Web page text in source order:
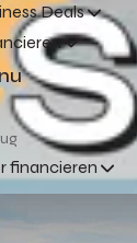
Deals
financieren